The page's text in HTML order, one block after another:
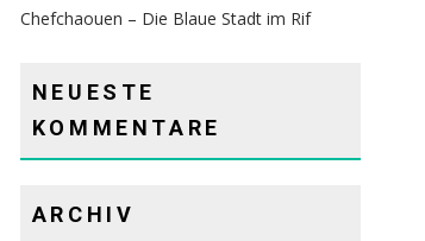
Chefchaouen – Die Blaue Stadt im Rif
NEUESTE
KOMMENTARE
ARCHIV